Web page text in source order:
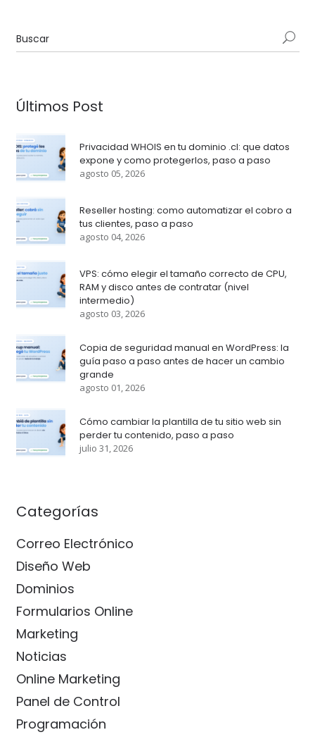
Últimos Post
Privacidad WHOIS en tu dominio .cl: que datos
expone y como protegerlos, paso a paso
agosto 05, 2026
Reseller hosting: como automatizar el cobro a
tus clientes, paso a paso
agosto 04, 2026
VPS: cómo elegir el tamaño correcto de CPU,
RAM y disco antes de contratar (nivel
intermedio)
agosto 03, 2026
Copia de seguridad manual en WordPress: la
guía paso a paso antes de hacer un cambio
grande
agosto 01, 2026
Cómo cambiar la plantilla de tu sitio web sin
perder tu contenido, paso a paso
julio 31, 2026
Categorías
Correo Electrónico
Diseño Web
Dominios
Formularios Online
Marketing
Noticias
Online Marketing
Panel de Control
Programación